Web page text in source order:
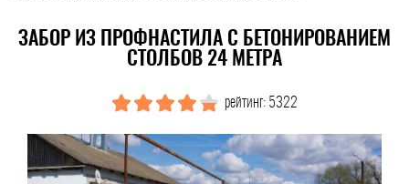
ЗАБОР ИЗ ПРОФНАСТИЛА С БЕТОНИРОВАНИЕМ
СТОЛБОВ 24 МЕТРА
рейтинг: 5322